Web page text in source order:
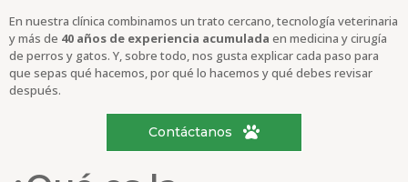
En nuestra clínica combinamos un trato cercano, tecnología veterinaria
y más de 40 años de experiencia acumulada en medicina y cirugía
de perros y gatos. Y, sobre todo, nos gusta explicar cada paso para
que sepas qué hacemos, por qué lo hacemos y qué debes revisar
después.
Contáctanos